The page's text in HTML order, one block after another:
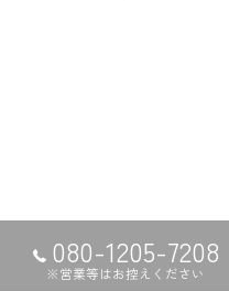
080-1205-7208
※営業等はお控えください